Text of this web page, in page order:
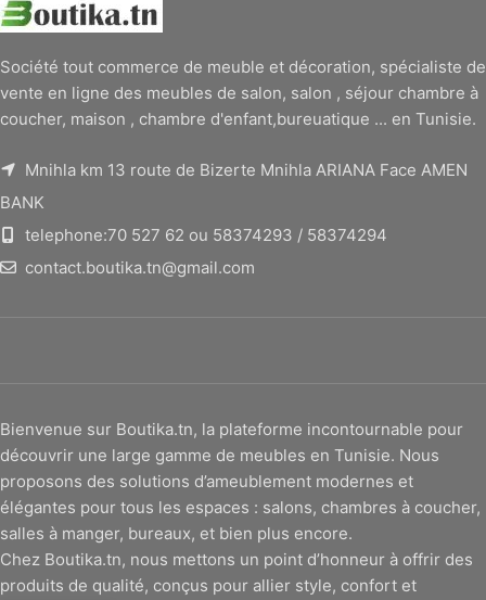
Société tout commerce de meuble et décoration, spécialiste de
vente en ligne des meubles de salon, salon , séjour chambre à
coucher, maison , chambre d'enfant,bureuatique ... en Tunisie.
Mnihla km 13 route de Bizerte Mnihla ARIANA Face AMEN
BANK
telephone:70 527 62 ou 58374293 / 58374294
contact.boutika.tn@gmail.com
Bienvenue sur Boutika.tn, la plateforme incontournable pour
découvrir une large gamme de meubles en Tunisie. Nous
proposons des solutions d’ameublement modernes et
élégantes pour tous les espaces : salons, chambres à coucher,
salles à manger, bureaux, et bien plus encore.
Chez Boutika.tn, nous mettons un point d’honneur à offrir des
produits de qualité, conçus pour allier style, confort et